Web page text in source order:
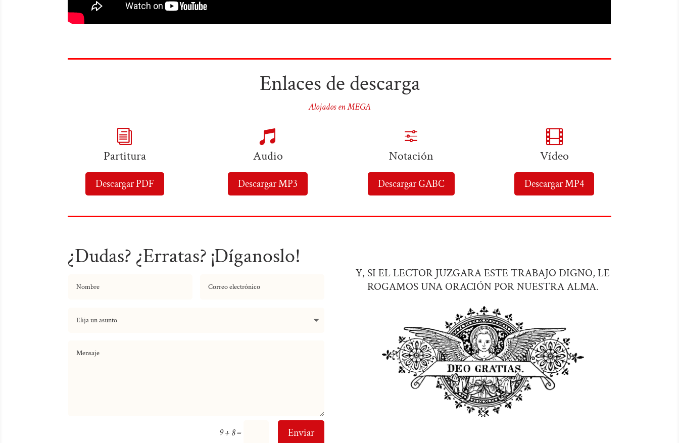
Enlaces de descarga
Alojados en MEGA
i
Partitura
Descargar PDF

Audio
Descargar MP3
f
Notación
Descargar GABC

Vídeo
Descargar MP4
¿Dudas? ¿Erratas? ¡Díganoslo!
9 + 8= Enviar
Y, SI EL LECTOR JUZGARA ESTE TRABAJO DIGNO, LE
ROGAMOS UNA ORACIÓN POR NUESTRA ALMA.